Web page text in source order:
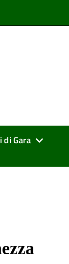
di Gara